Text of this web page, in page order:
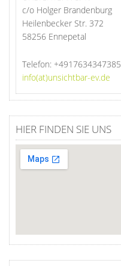
c/o Holger Brandenburg
Heilenbecker Str. 372
58256 Ennepetal
Telefon: +4917634347385
info(at)unsichtbar-ev.de
HIER FINDEN SIE UNS